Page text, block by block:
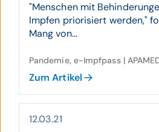
"Menschen mit
Impfen priorisiert werden,"
Mang von...
Pandemie, e-Impfpass |
Zum Artikel
12.03.21